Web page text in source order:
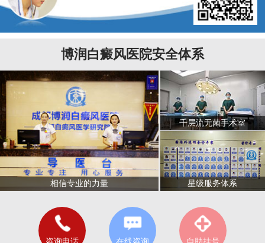
博润白癜风医院安全体系
相信专业的力量
千层流无菌手术室
星级服务体系